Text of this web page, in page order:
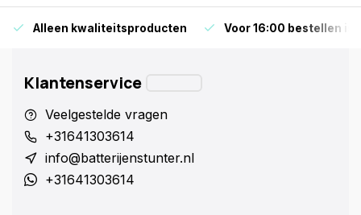
Alleen kwaliteitsproducten Voor 16:00 bestellen is
Klantenservice
Veelgestelde vragen
+31641303614
info@batterijenstunter.nl
+31641303614